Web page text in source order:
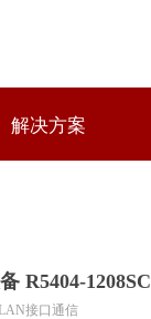
解决方案
R5404-1208SC
接口通信